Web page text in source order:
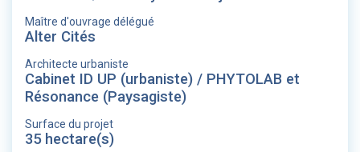
Maître d'ouvrage délégué
Alter Cités
Architecte urbaniste
Cabinet ID UP (urbaniste) / PHYTOLAB et
Résonance (Paysagiste)
Surface du projet
35 hectare(s)